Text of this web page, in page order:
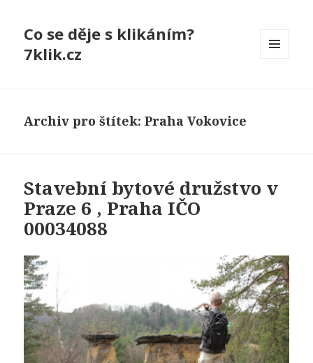
Co se děje s klikáním?
7klik.cz
Archiv pro štítek: Praha Vokovice
Stavební bytové družstvo v
Praze 6 , Praha IČO
00034088